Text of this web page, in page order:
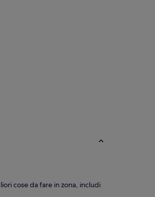
cose da fare in zona, includi